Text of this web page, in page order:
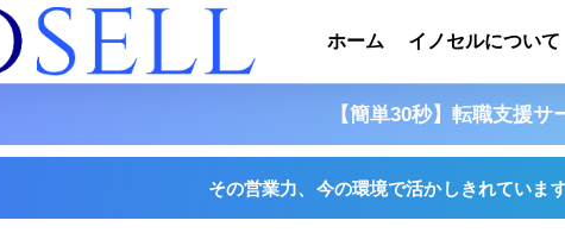
ホーム イノセルについて
【簡単30秒】転職支援サ
その営業力、今の環境で活かしきれていま